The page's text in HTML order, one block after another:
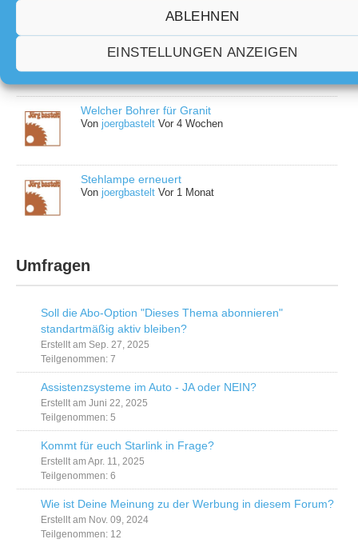
ABLEHNEN
EINSTELLUNGEN ANZEIGEN
Rupi Vor 4 Wochen
Welcher Bohrer für Granit
Vonjoergbastelt Vor 4 Wochen
Stehlampe erneuert
Vonjoergbastelt Vor 1 Monat
Umfragen
Soll die Abo-Option "Dieses Thema abonnieren"
standartmäßig aktiv bleiben?
Erstellt am Sep. 27, 2025
Teilgenommen: 7
Assistenzsysteme im Auto - JA oder NEIN?
Erstellt am Juni 22, 2025
Teilgenommen: 5
Kommt für euch Starlink in Frage?
Erstellt am Apr. 11, 2025
Teilgenommen: 6
Wie ist Deine Meinung zu der Werbung in diesem Forum?
Erstellt am Nov. 09, 2024
Teilgenommen: 12